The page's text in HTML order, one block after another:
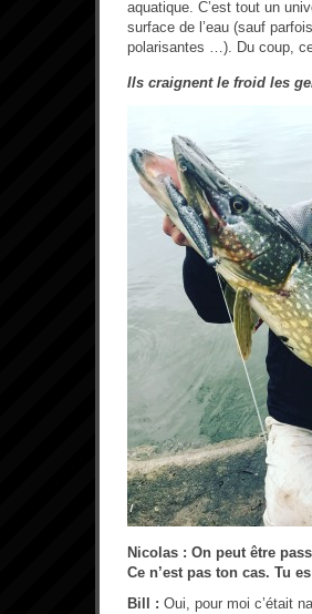
aquatique. C’est tout un
surface de l’eau (sauf
polarisantes …). Du coup,
Ils craignent le froid les
Nicolas : On peut être
Ce n’est pas ton cas. Tu
Bill : Oui, pour moi c’était